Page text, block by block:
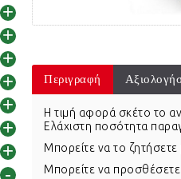
+
+
+
+
+
+
+
-
Περιγραφή
Η τιμή αφορά σκέτο το
Ελάχιστη ποσότητα
Μπορείτε να το
Μπορείτε να